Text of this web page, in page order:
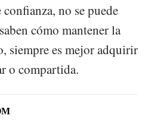
confianza, no se puede
cómo mantener la
siempre es mejor adquirir
o compartida.